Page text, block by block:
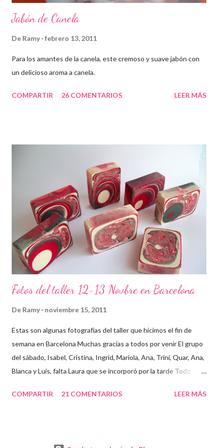
Jabón de Canela
De Ramy febrero 13, 2011
Para los amantes de la canela, este cremoso y suave jabón con
un delicioso aroma a canela.
COMPARTIR 26 COMENTARIOS LEER MÁS
Fotos del taller 12-13 Novbre en Barcelona
De Ramy noviembre 15, 2011
Estas son algunas fotografías del taller que hicimos el fin de
semana en Barcelona Muchas gracias a todos por venir El grupo
del sábado, Isabel, Cristina, Ingrid, Mariola, Ana, Trini, Quar, Ana,
Blanca y Luis, falta Laura que se incorporó por la tarde Todo
primero un poco de teórica para tener claro lo que tenemos que
COMPARTIR 21 COMENTARIOS LEER MÁS